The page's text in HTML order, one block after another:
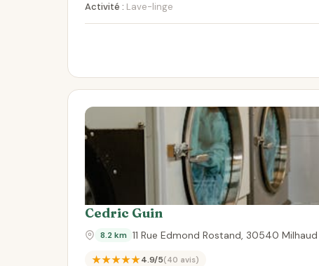
Activité : Lave-linge
Cedric Guin
8.2 km 11 Rue Edmond Rostand, 30540 Milhaud
★★★★★4.9/5(40 avis)